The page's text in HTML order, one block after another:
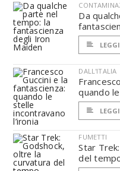
Da
LEGGI
DALL'ITALIA
quando
LEGGI
FUMETTI
Star
del